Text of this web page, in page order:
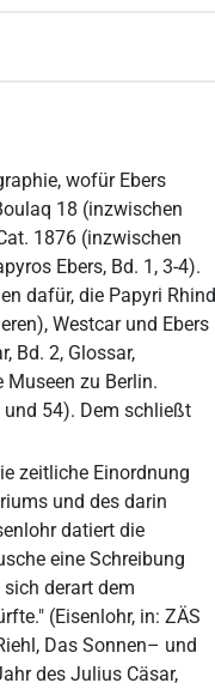
wofür Ebers
18 (inzwischen
1876 (inzwischen
Ebers, Bd. 1, 3-4).
dafür, die Papyri Rhind
Westcar und Ebers
Bd. 2, Glossar,
Museen zu Berlin.
54). Dem schließt
zeitliche Einordnung
und des darin
datiert die
eine Schreibung
derart dem
(Eisenlohr, in: ZÄS
Das Sonnen– und
des Julius Cäsar,